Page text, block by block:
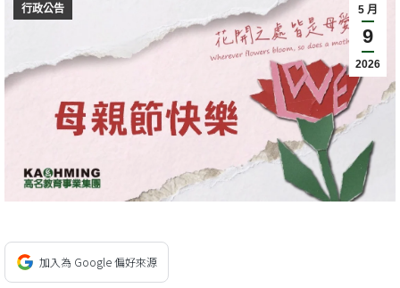
5 月
9
2026
行政公告
加入為 Google 偏好來源